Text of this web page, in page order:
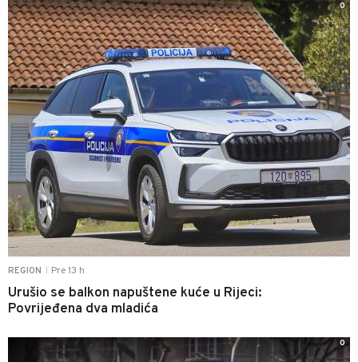
REGION Pre 13 h
Urušio se balkon napuštene kuće u Rijeci:
Povrijeđena dva mladića
0
0